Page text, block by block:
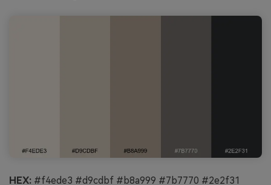
HEX: #f4ede3 #d9cdbf #b8a999 #7b7770 #2e2f31